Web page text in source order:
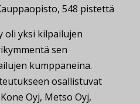
548 pistettä
oli yksi kilpailujen
sen
kumppaneina.
osallistuvat
Oyj, Metso Oyj,